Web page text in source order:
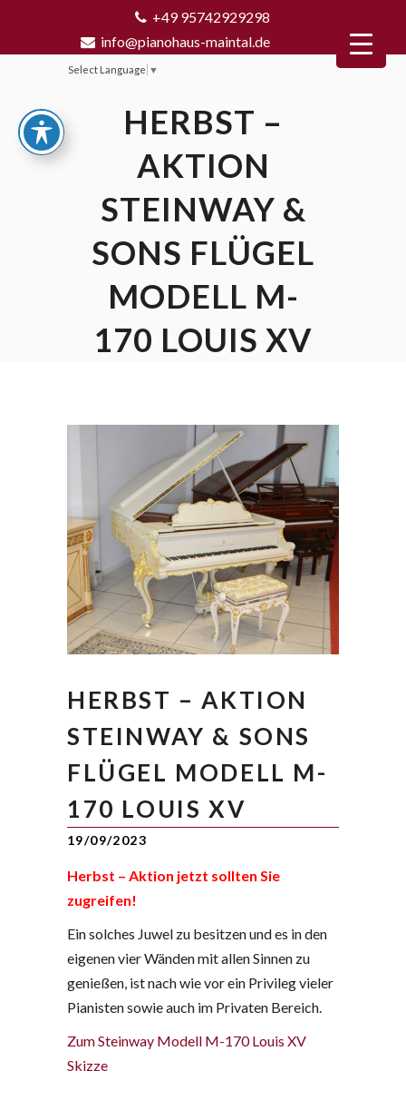
+49 95742929298
info@pianohaus-maintal.de
Select Language ▼
HERBST –
AKTION
STEINWAY &
SONS FLÜGEL
MODELL M-
170 LOUIS XV
HERBST – AKTION
STEINWAY & SONS
FLÜGEL MODELL M-
170 LOUIS XV
19/09/2023
Herbst – Aktion jetzt sollten Sie
zugreifen!
Ein solches Juwel zu besitzen und es in den
eigenen vier Wänden mit allen Sinnen zu
genießen, ist nach wie vor ein Privileg vieler
Pianisten sowie auch im Privaten Bereich.
Zum Steinway Modell M-170 Louis XV
Skizze